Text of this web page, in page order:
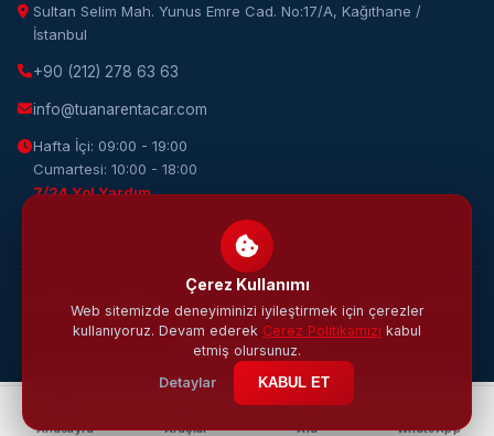
Anasayfa Araçlar Ara WhatsApp
Sultan Selim Mah. Yunus Emre Cad. No:17/A, Kağıthane /
İstanbul
+90 (212) 278 63 63
info@tuanarentacar.com
Hafta İçi: 09:00 - 19:00
Cumartesi: 10:00 - 18:00
7/24 Yol Yardım
DijiWOW
KVKKGizlilikÇerezŞartlar
Çerez Kullanımı
Web sitemizde deneyiminizi iyileştirmek için çerezler
kullanıyoruz. Devam ederek Çerez Politikamızı kabul
etmiş olursunuz.
Detaylar
KABUL ET